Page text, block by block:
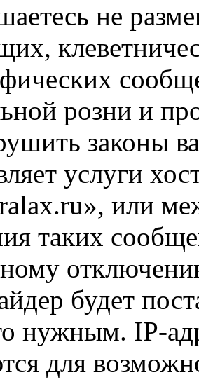
не
розни и
законы
услуги
или
таких
будет
нужным. IP-
для